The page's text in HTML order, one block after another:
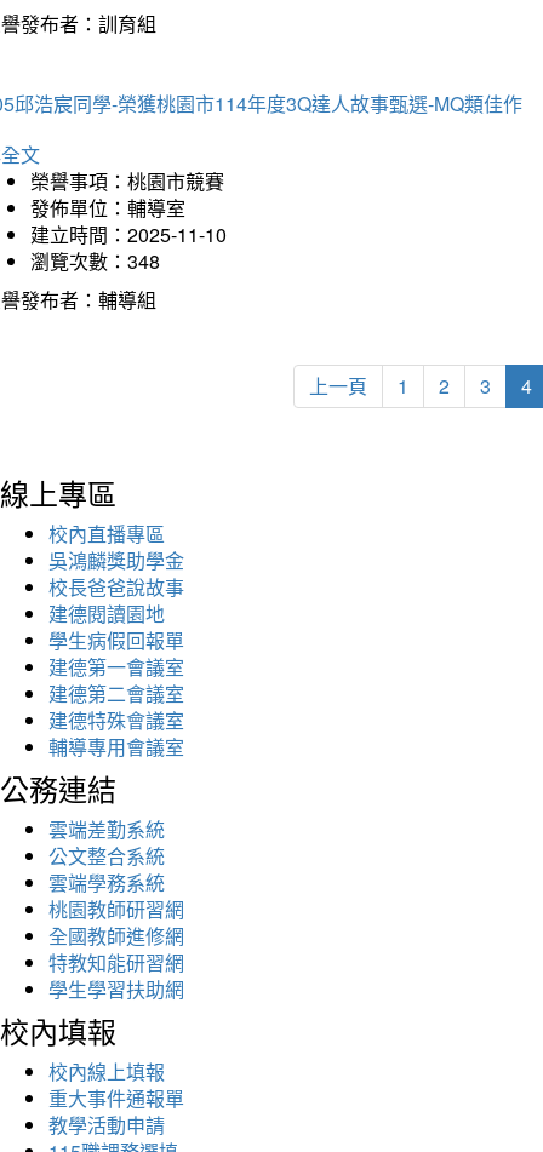
發布者：訓育組
邱浩宸同學-榮獲桃園市114年度3Q達人故事甄選-MQ類佳作
文
榮譽事項：桃園市競賽
發佈單位：輔導室
建立時間：2025-11-10
瀏覽次數：348
發布者：輔導組
上一頁 1 2 3 4
線上專區
校內直播專區
吳鴻麟獎助學金
校長爸爸說故事
建德閱讀園地
學生病假回報單
建德第一會議室
建德第二會議室
建德特殊會議室
輔導專用會議室
公務連結
雲端差勤系統
公文整合系統
雲端學務系統
桃園教師研習網
全國教師進修網
特教知能研習網
學生學習扶助網
校內填報
校內線上填報
重大事件通報單
教學活動申請